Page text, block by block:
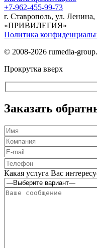
+7-962-455-99-73
г. Ставрополь, ул.
«ПРИВИЛЕГИЯ»
Политика
© 2008-2026 rumedia-
Прокрутка вверх
Заказать
Оставьте
это
поле
пустым.
Какая услуга Вас